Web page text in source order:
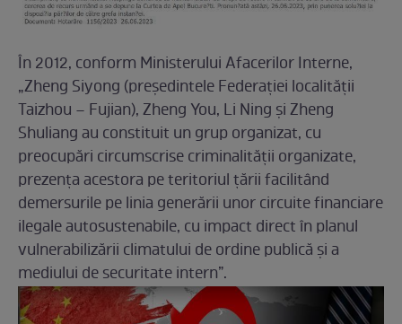
În 2012, conform Ministerului Afacerilor Interne,
„Zheng Siyong (preşedintele Federaţiei localităţii
Taizhou – Fujian), Zheng You, Li Ning şi Zheng
Shuliang au constituit un grup organizat, cu
preocupări circumscrise criminalităţii organizate,
prezenţa acestora pe teritoriul ţării facilitând
demersurile pe linia generării unor circuite financiare
ilegale autosustenabile, cu impact direct în planul
vulnerabilizării climatului de ordine publică şi a
mediului de securitate intern”.